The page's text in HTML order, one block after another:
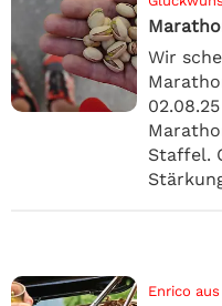
Wir
Staffel.
Enrico